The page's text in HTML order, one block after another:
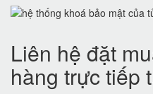
Liên hệ đặt
hàng trực tiếp